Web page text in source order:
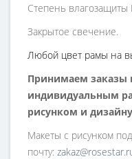
Степень влагозащиты
Закрытое свечение.
Любой цвет рамы на
Принимаем заказы
индивидуальным
рисунком и
Макеты с рисунком
почту: